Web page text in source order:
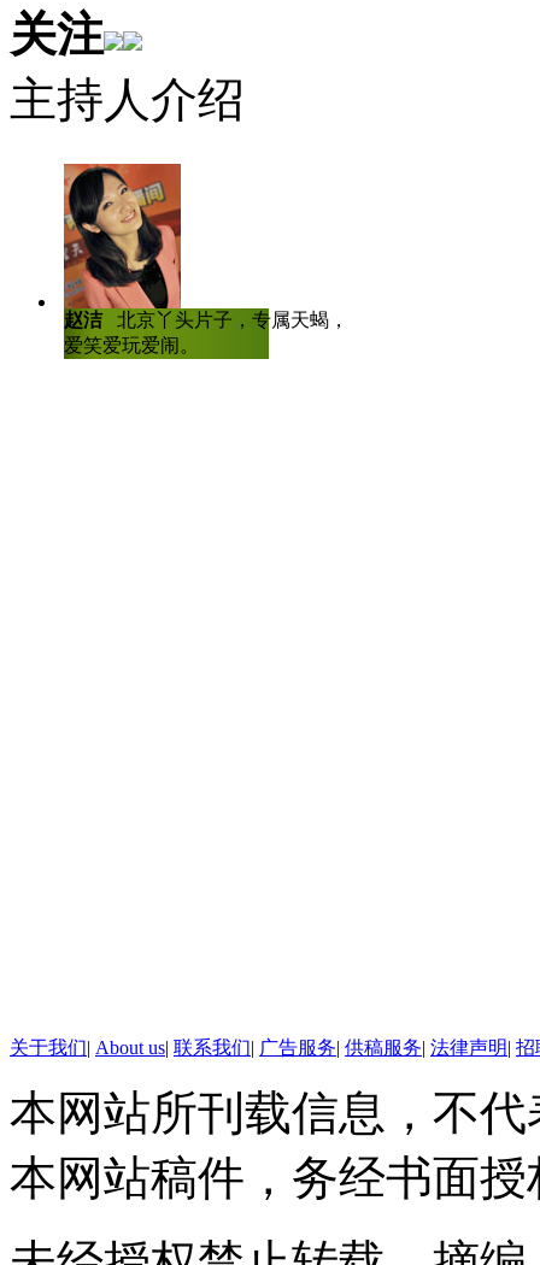
送往塔勒阔动物收容所。请问
来报仇的吗？
出来混早晚要还的，太嚣张
别人的套里...日前，深圳街头
所骗，服迷药醒后发现随身所
被问及为什么没看出那名男子
《野蛮女友》告诉我们：只要
12年后的，全智贤用一部《来
关注
主持人介绍
赵洁
北京丫头片子，专属天蝎，爱哭
爱笑爱玩爱闹。
关于我们| About us| 联系我们| 广告服务| 供稿服务| 法律声明| 招
本网站所刊载信息，不
本网站稿件，务经书面授